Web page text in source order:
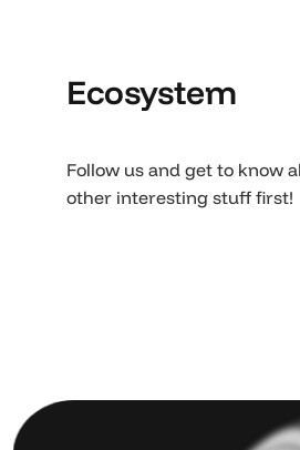
Ecosystem
Follow us and get to know
other interesting stuff first!